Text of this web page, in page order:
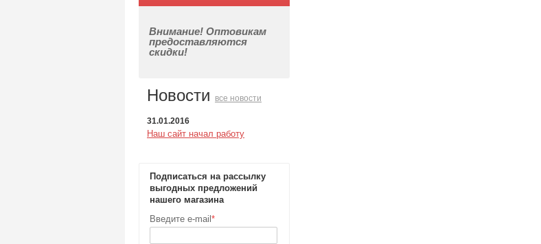
Внимание! Оптовикам
предоставляются
скидки!
Новости все новости
31.01.2016
Наш сайт начал работу
Подписаться на рассылку
выгодных предложений
нашего магазина
Введите e-mail *